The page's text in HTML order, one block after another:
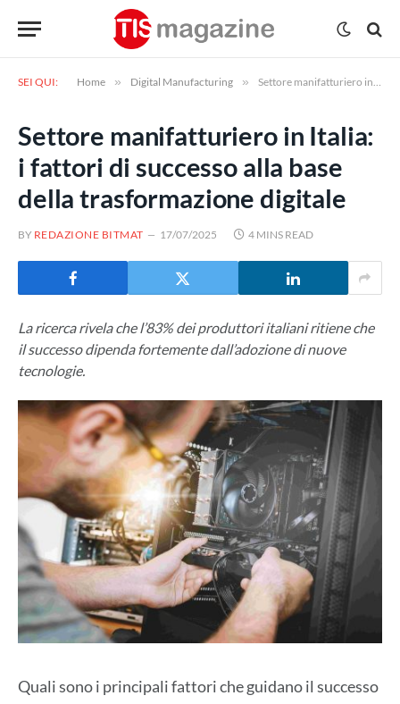
SEI QUI: Home » Digital Manufacturing » Settore manifatturiero in Italia: i fattori di successo alla base della trasformazione digitale
Settore manifatturiero in Italia:
i fattori di successo alla base
della trasformazione digitale
BY REDAZIONE BITMAT 17/07/2025 4 MINS READ
La ricerca rivela che l’83% dei produttori italiani ritiene che
il successo dipenda fortemente dall’adozione di nuove
tecnologie.
Quali sono i principali fattori che guidano il successo